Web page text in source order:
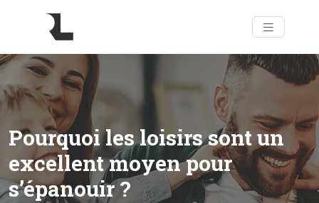
Pourquoi les loisirs sont un
excellent moyen pour
s’épanouir ?